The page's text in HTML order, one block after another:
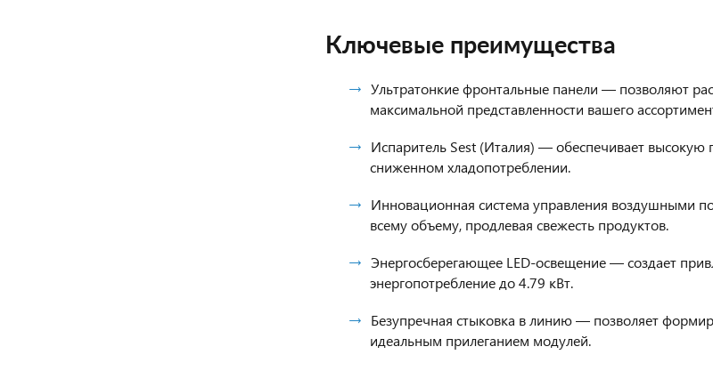
Ключевые преимущества
Ультратонкие фронтальные панели — позволяют
максимальной представленности вашего
Испаритель Sest (Италия) — обеспечивает высокую
сниженном хладопотреблении.
Инновационная система управления воздушными
всему объему, продлевая свежесть продуктов.
Энергосберегающее LED-освещение — создает
энергопотребление до 4.79 кВт.
Безупречная стыковка в линию — позволяет
идеальным прилеганием модулей.